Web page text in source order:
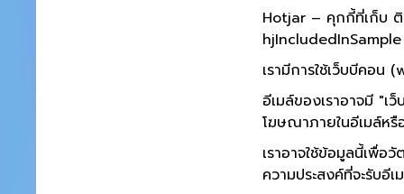
Hotjar – คุกกี้ที่เก็บ ติ
เรามีการใช้เว็บบีคอ
อีเมล์ของเราอาจมี "เ
โฆษณาภายในอีเมล์หรื
เราอาจใช้ข้อมูลนี้เพื่อ
ความประสงค์ที่จะรับอีเ